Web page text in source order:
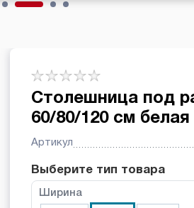
Столешница под
60/80/120 см белая
Артикул
Выберите тип товара
Ширина